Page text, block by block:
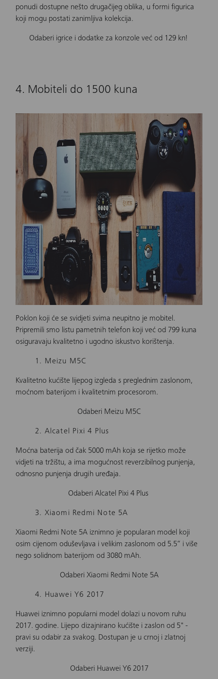
ponudi dostupne nešto drugačijeg oblika, u formi figurica
koji mogu postati zanimljiva kolekcija.
Odaberi igrice i dodatke za konzole već od 129 kn!
4. Mobiteli do 1500 kuna
Poklon koji će se svidjeti svima neupitno je mobitel.
Pripremili smo listu pametnih telefon koji već od 799 kuna
osiguravaju kvalitetno i ugodno iskustvo korištenja.
1. Meizu M5C
Kvalitetno kućište lijepog izgleda s preglednim zaslonom,
moćnom baterijom i kvalitetnim procesorom.
Odaberi Meizu M5C
2. Alcatel Pixi 4 Plus
Moćna baterija od čak 5000 mAh koja se rijetko može
vidjeti na tržištu, a ima mogućnost reverzibilnog punjenja,
odnosno punjenja drugih uređaja.
Odaberi Alcatel Pixi 4 Plus
3. Xiaomi Redmi Note 5A
Xiaomi Redmi Note 5A iznimno je popularan model koji
osim cijenom oduševljava i velikim zaslonom od 5.5“ i više
nego solidnom baterijom od 3080 mAh.
Odaberi Xiaomi Redmi Note 5A
4. Huawei Y6 2017
Huawei iznimno popularni model dolazi u novom ruhu
2017. godine. Lijepo dizajnirano kućište i zaslon od 5" -
pravi su odabir za svakog. Dostupan je u crnoj i zlatnoj
verziji.
Odaberi Huawei Y6 2017